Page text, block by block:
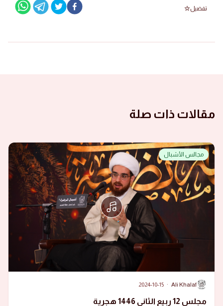
تفضيل
مقالات ذات صلة
مجالس الأشبال
A
Ali Khalaf
·
2024-10-15
مجلس 12 ربيع الثاني 1446 هجرية